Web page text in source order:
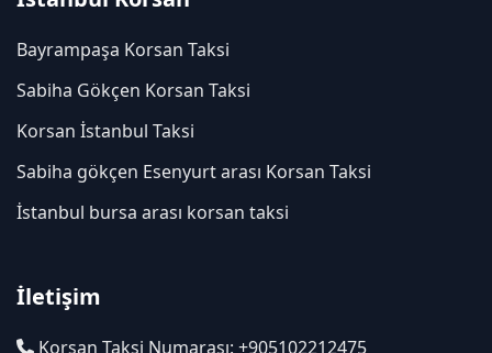
Bayrampaşa Korsan Taksi
Sabiha Gökçen Korsan Taksi
Korsan İstanbul Taksi
Sabiha gökçen Esenyurt arası Korsan Taksi
İstanbul bursa arası korsan taksi
İletişim
Korsan Taksi Numarası: +905102212475